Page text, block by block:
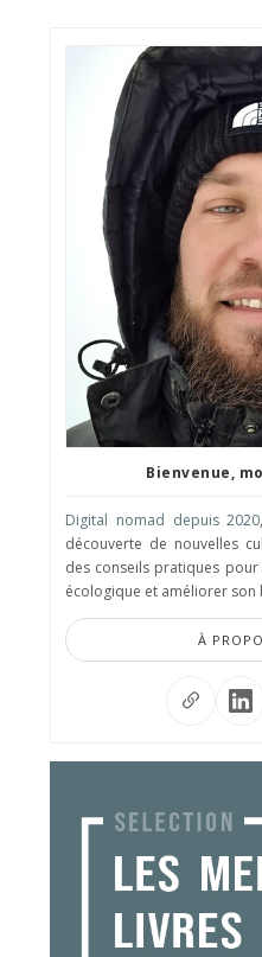
Bienvenue,
Digital nomad depuis 2020
découverte de nouvelles
des conseils pratiques
écologique et améliorer
À